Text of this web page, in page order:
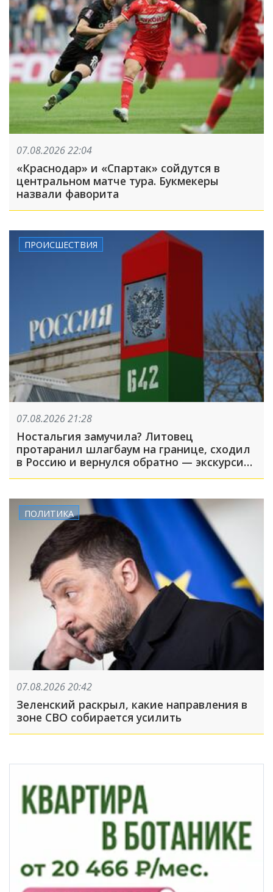
07.08.2026 22:04
«Краснодар» и «Спартак» сойдутся в
центральном матче тура. Букмекеры
назвали фаворита
ПРОИСШЕСТВИЯ
07.08.2026 21:28
Ностальгия замучила? Литовец
протаранил шлагбаум на границе, сходил
в Россию и вернулся обратно — экскурсия
вышла недолгой
ПОЛИТИКА
07.08.2026 20:42
Зеленский раскрыл, какие направления в
зоне СВО собирается усилить